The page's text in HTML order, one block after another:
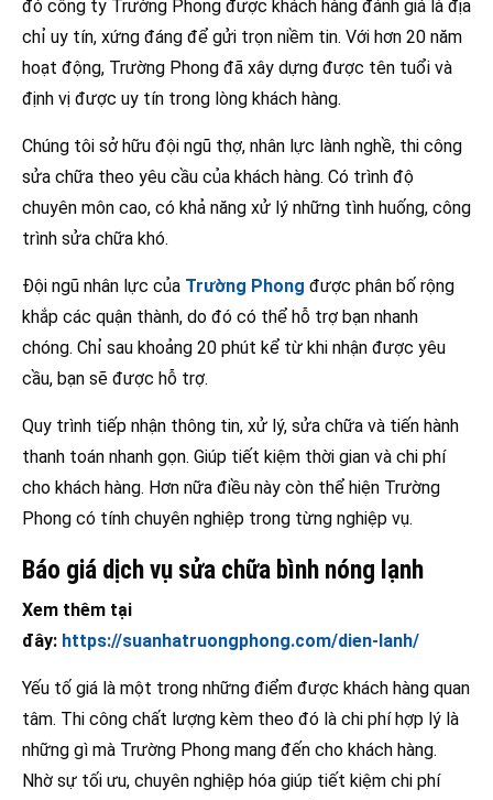
đó công ty Trường Phong được khách hàng đánh giá là địa
chỉ uy tín, xứng đáng để gửi trọn niềm tin. Với hơn 20 năm
hoạt động, Trường Phong đã xây dựng được tên tuổi và
định vị được uy tín trong lòng khách hàng.
Chúng tôi sở hữu đội ngũ thợ, nhân lực lành nghề, thi công
sửa chữa theo yêu cầu của khách hàng. Có trình độ
chuyên môn cao, có khả năng xử lý những tình huống, công
trình sửa chữa khó.
Đội ngũ nhân lực của Trường Phong được phân bố rộng
khắp các quận thành, do đó có thể hỗ trợ bạn nhanh
chóng. Chỉ sau khoảng 20 phút kể từ khi nhận được yêu
cầu, bạn sẽ được hỗ trợ.
Quy trình tiếp nhận thông tin, xử lý, sửa chữa và tiến hành
thanh toán nhanh gọn. Giúp tiết kiệm thời gian và chi phí
cho khách hàng. Hơn nữa điều này còn thể hiện Trường
Phong có tính chuyên nghiệp trong từng nghiệp vụ.
Báo giá dịch vụ sửa chữa bình nóng lạnh
Xem thêm tại
đây: https://suanhatruongphong.com/dien-lanh/
Yếu tố giá là một trong những điểm được khách hàng quan
tâm. Thi công chất lượng kèm theo đó là chi phí hợp lý là
những gì mà Trường Phong mang đến cho khách hàng.
Nhờ sự tối ưu, chuyên nghiệp hóa giúp tiết kiệm chi phí